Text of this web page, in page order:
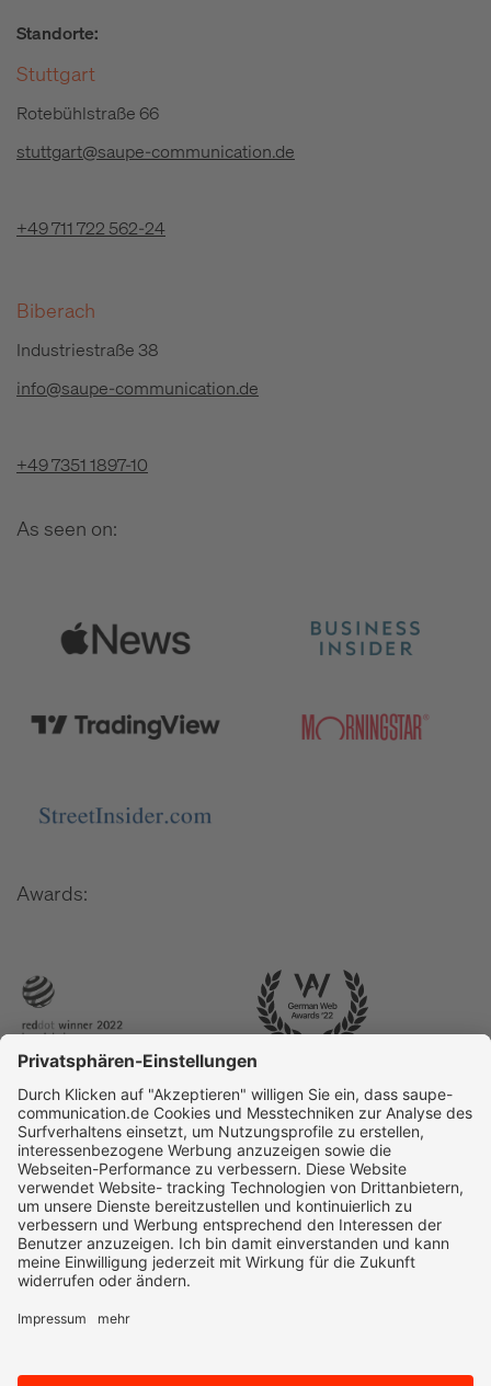
Standorte:
Stuttgart
Rotebühlstraße 66
stuttgart@saupe-communication.de
+49 711 722 562-24
Biberach
Industriestraße 38
info@saupe-communication.de
+49 7351 1897-10
As seen on:
Awards: